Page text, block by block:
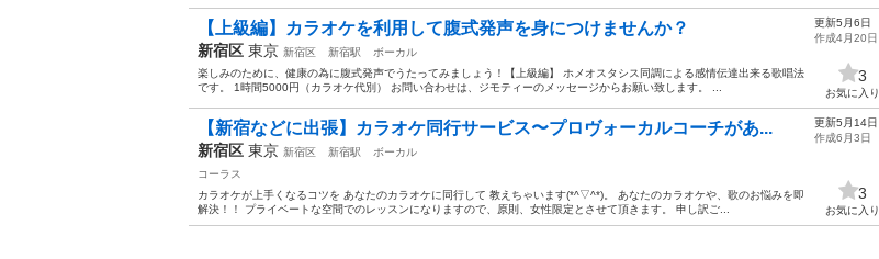
【上級編】カラオケを利用して腹式発声を身につけませんか？
新宿区 東京 新宿区 新宿駅
ボーカル
楽しみのために、健康の為に腹式発声でうたってみましょう！【上級編】 ホメオスタシス同調による感情伝達出来る歌唱法
です。 1時間5000円（カラオケ代別） お問い合わせは、ジモティーのメッセージからお願い致します。 ...
更新5月6日
作成4月20日
3
お気に入り
【新宿などに出張】カラオケ同行サービス〜プロヴォーカルコーチがあ...
新宿区 東京 新宿区 新宿駅
ボーカル
コーラス
カラオケが上手くなるコツを あなたのカラオケに同行して 教えちゃいます(*^▽^*)。 あなたのカラオケや、歌のお悩みを即
解決！！ プライベートな空間でのレッスンになりますので、原則、女性限定とさせて頂きます。 申し訳ご...
更新5月14日
作成6月3日
3
お気に入り